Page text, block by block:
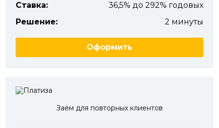
Ставка:
36,5% до 292% годовых
Решение:
2 минуты
Оформить
Заём для повторных клиентов